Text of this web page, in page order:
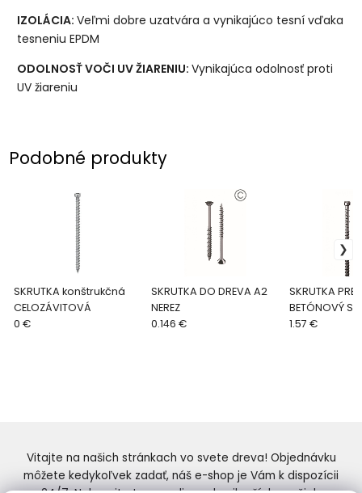
IZOLÁCIA:Veľmi dobre uzatvára a vynikajúco tesní vďaka
tesneniu EPDM
ODOLNOSŤ VOČI UV ŽIARENIU:Vynikajúca odolnosť proti
UV žiareniu
Podobné produkty
SKRUTKA konštrukčná
CELOZÁVITOVÁ
0 €
SKRUTKA DO DREVA A2
NEREZ
0.146 €
SKRUTKA PRE
BETÓNOVÝ
STROP
1.57 €
Vitajte na našich stránkach vo svete dreva! Objednávku
môžete kedykoľvek zadať, náš e-shop je Vám k dispozícii